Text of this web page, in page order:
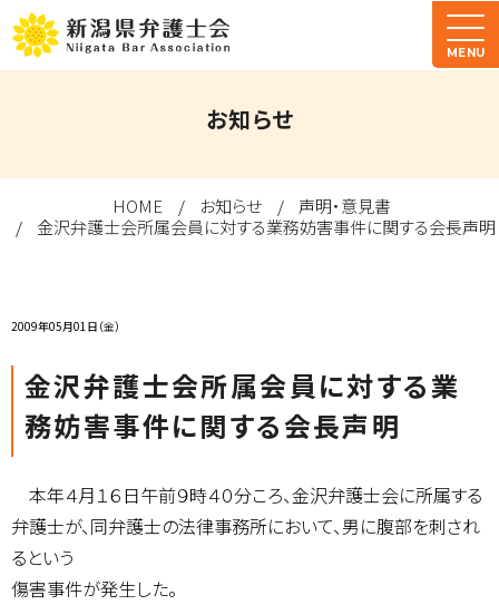
MENU
お知らせ
HOME お知らせ
声明・意見書
金沢弁護士会所属会員に対する業務妨害事件に関する会長声明
2009年05月01日（金）
金沢弁護士会所属会員に対する業
務妨害事件に関する会長声明
本年４月１６日午前９時４０分ころ、金沢弁護士会に所属する
弁護士が、同弁護士の法律事務所において、男に腹部を刺され
るという
傷害事件が発生した。